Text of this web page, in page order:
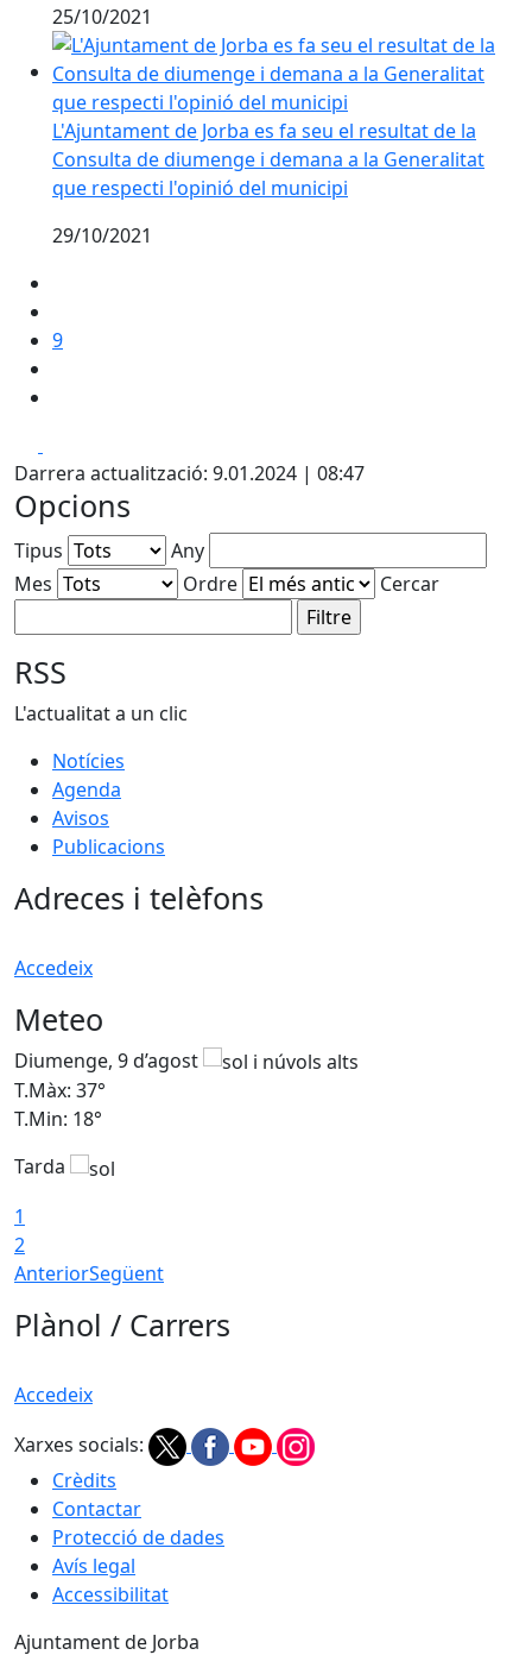
25/10/2021
L'Ajuntament de Jorba es fa seu el resultat de la
L'Ajuntament de Jorba es fa seu el resultat de la
Consulta de diumenge i demana a la Generalitat
que respecti l'opinió del municipi
29/10/2021
9
Darrera actualització: 9.01.2024 | 08:47
Opcions
Tipus
Any
Mes
Ordre Cercar
RSS
L'actualitat a un clic
Notícies
Agenda
Avisos
Publicacions
Adreces i telèfons
Accedeix
Meteo
Diumenge, 9 d’agost
T.Màx: 37°
T.Min: 18°
Tarda
1
2
AnteriorSegüent
Plànol / Carrers
Accedeix
Xarxes socials:
Crèdits
Contactar
Protecció de dades
Avís legal
Accessibilitat
Ajuntament de Jorba